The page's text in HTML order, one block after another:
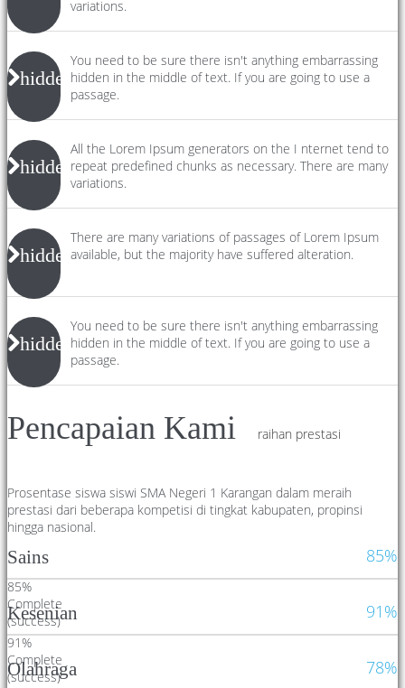
variations.
hidden
You need to be sure there isn't anything embarrassing
hidden in the middle of text. If you are going to use a
passage.
hidden
All the Lorem Ipsum generators on the I nternet tend to
repeat predefined chunks as necessary. There are many
variations.
hidden
There are many variations of passages of Lorem Ipsum
available, but the majority have suffered alteration.
hidden
You need to be sure there isn't anything embarrassing
hidden in the middle of text. If you are going to use a
passage.
Pencapaian Kami raihan prestasi
Prosentase siswa siswi SMA Negeri 1 Karangan dalam meraih
prestasi dari beberapa kompetisi di tingkat kabupaten, propinsi
hingga nasional.
85%
Sains
85%
Complete
(success)
91%
Kesenian
91%
Complete
(success)
78%
Olahraga